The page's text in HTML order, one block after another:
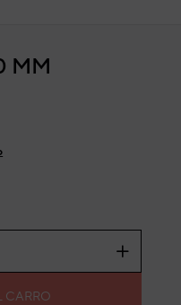
MM
CARRO